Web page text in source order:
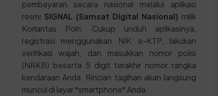
pembayaran secara nasional melalui aplikasi
resmi SIGNAL (Samsat Digital Nasional) milik
Korlantas Polri. Cukup unduh aplikasinya,
registrasi menggunakan NIK e-KTP, lakukan
verifikasi wajah, dan masukkan nomor polisi
(NRKB) beserta 5 digit terakhir nomor rangka
kendaraan Anda. Rincian tagihan akan langsung
muncul di layar *smartphone* Anda.